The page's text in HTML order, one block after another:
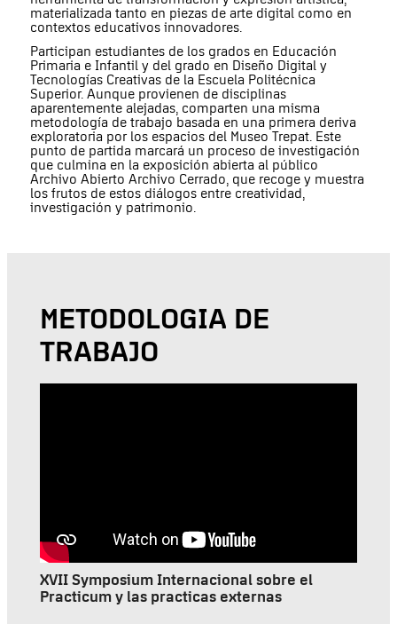
materializada tanto en piezas de arte digital como en
contextos educativos innovadores.
Participan estudiantes de los grados en Educación
Primaria e Infantil y del grado en Diseño Digital y
Tecnologías Creativas de la Escuela Politécnica
Superior. Aunque provienen de disciplinas
aparentemente alejadas, comparten una misma
metodología de trabajo basada en una primera deriva
exploratoria por los espacios del Museo Trepat. Este
punto de partida marcará un proceso de investigación
que culmina en la exposición abierta al público
Archivo Abierto Archivo Cerrado, que recoge y muestra
los frutos de estos diálogos entre creatividad,
investigación y patrimonio.
METODOLOGIA DE
TRABAJO
XVII Symposium Internacional sobre el
Practicum y las practicas externas